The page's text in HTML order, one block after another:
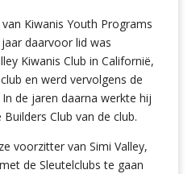
Kiwanis Youth Programs
daarvoor lid was
Kiwanis Club in Californië,
en werd vervolgens de
de jaren daarna werkte hij
Club van de club.
voorzitter van Simi Valley,
de Sleutelclubs te gaan